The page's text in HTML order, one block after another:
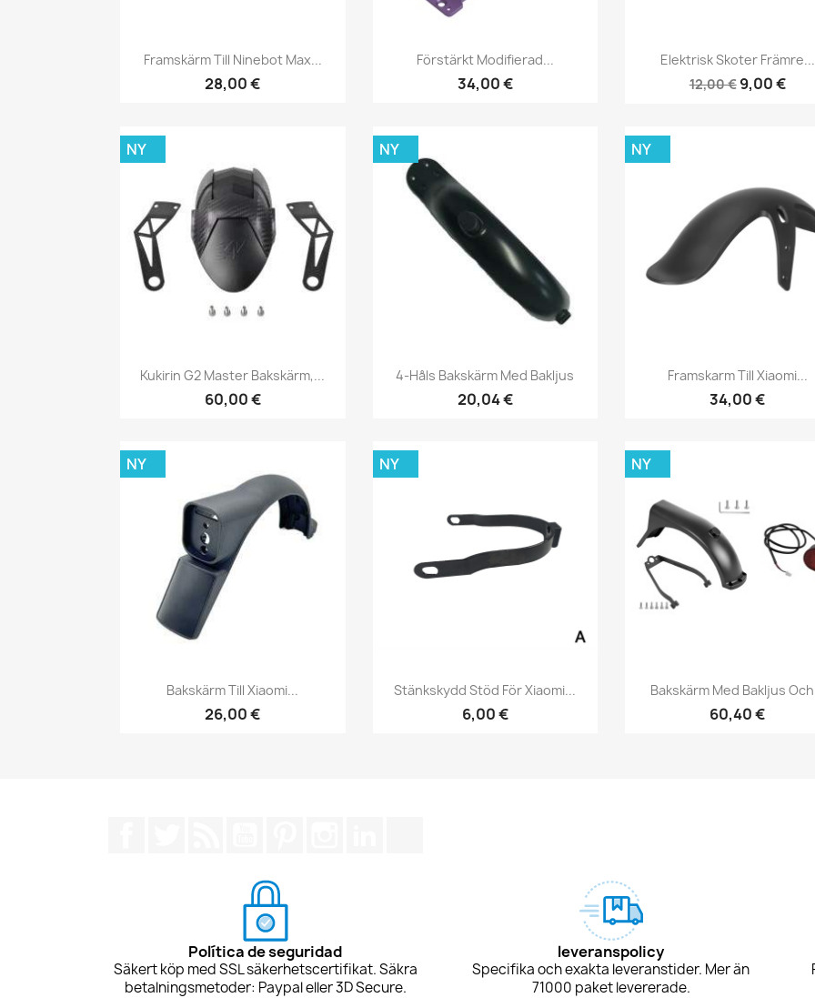
Snabbvy
Framskärm Till Ninebot Max...
28,00 €
Snabbvy
Förstärkt Modifierad...
34,00 €
Snabbvy
Elektrisk Skoter Främre...
12,00 € 9,00 €
Snabbvy
Kukirin G2 Master Bakskärm,...
60,00 €
NY
Snabbvy
4-Håls Bakskärm Med Bakljus
20,04 €
NY
Snabbvy
Framskarm Till Xiaomi...
34,00 €
NY
Snabbvy
Bakskärm Till Xiaomi...
26,00 €
NY
Snabbvy
Stänkskydd Stöd För Xiaomi...
6,00 €
NY
Snabbvy
Bakskärm Med Bakljus
60,40 €
NY
Política de seguridad
Säkert köp med SSL säkerhetscertifikat. Säkra
betalningsmetoder: Paypal eller 3D Secure.
leveranspolicy
Specifika och exakta leveranstider. Mer än
71000 paket levererade.